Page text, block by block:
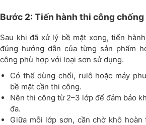
Bước 2: Tiến hành thi công chống
Sau khi đã xử lý bề mặt xong, tiến
đúng hướng dẫn của từng sản phẩm
công phù hợp với loại sơn sử dụng.
Có thể dùng chổi, rulô hoặc máy
bề mặt cần thi công.
Nên thi công từ 2–3 lớp để đảm bảo
đa.
Giữa mỗi lớp sơn, cần chờ khô